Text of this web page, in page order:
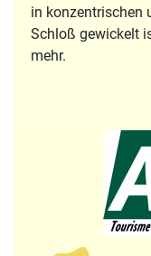
in konzentrischen
Schloß gewickelt
mehr.